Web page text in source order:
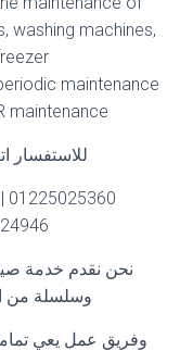
washing machines,
maintenance
maintenance
للاستفسار
نحن نقدم خدمة
وسلسلة من
وفريق عمل يعي